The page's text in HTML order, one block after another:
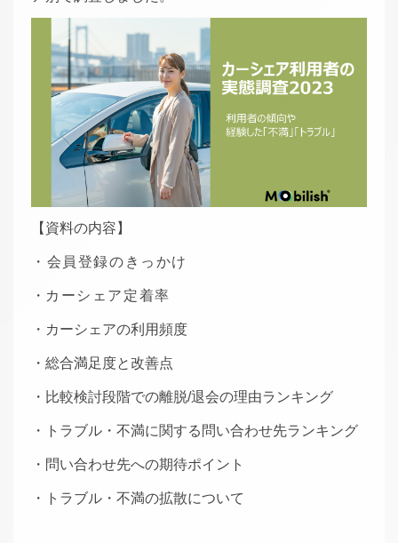
【資料の内容】
・会員登録のきっかけ
・ カーシェア定着率
・カーシェアの利用頻度
・総合満足度と改善点
・比較検討段階での離脱/退会の理由ランキング
・トラブル・不満に関する問い合わせ先ランキング
・問い合わせ先への期待ポイント
・トラブル・不満の拡散について